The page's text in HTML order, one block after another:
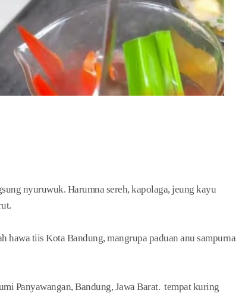
nyuruwuk. Harumna sereh, kapolaga, jeung kayu
hawa tiis Kota Bandung, mangrupa paduan anu sampurna
Panyawangan, Bandung, Jawa Barat. tempat kuring